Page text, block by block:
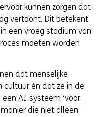
kunnen zorgen dat
vertoont. Dit betekent
een vroeg stadium van
moeten worden
dat menselijke
cultuur én dat ze in de
AI-systeem ‘voor
die niet alleen